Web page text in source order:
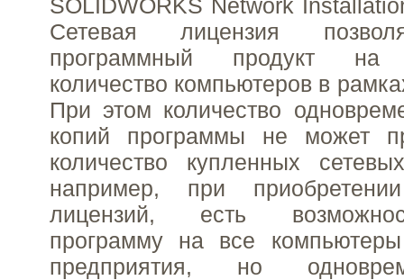
SOLIDWORKS Network
Сетевая лицензия
программный продукт на
количество компьютеров в
При этом количество
копий программы не может
количество купленных
например, при
лицензий, есть
программу на все
предприятия, но